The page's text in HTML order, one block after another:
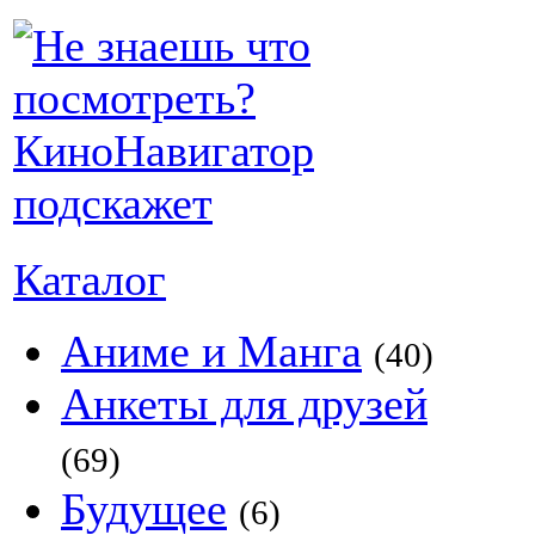
Каталог
Аниме и Манга (40)
Анкеты для друзей
(69)
Будущее (6)